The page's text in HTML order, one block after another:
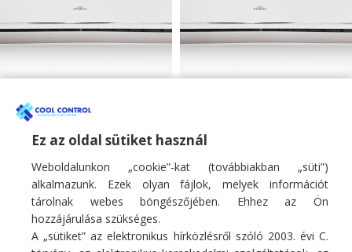
Fisher 3.4kW mono
oldalfali klíma SUMMER
sorozat
Monosplit oldalfali klíma
266 900 Ft
Monosplit oldalfali klíma
406 900Ft
Ez az oldal sütiket használ
Weboldalunkon „cookie”-kat (továbbiakban „süti”)
alkalmazunk. Ezek olyan fájlok, melyek információt
tárolnak webes böngészőjében. Ehhez az Ön
hozzájárulása szükséges.
A „sütiket” az elektronikus hírközlésről szóló 2003. évi C.